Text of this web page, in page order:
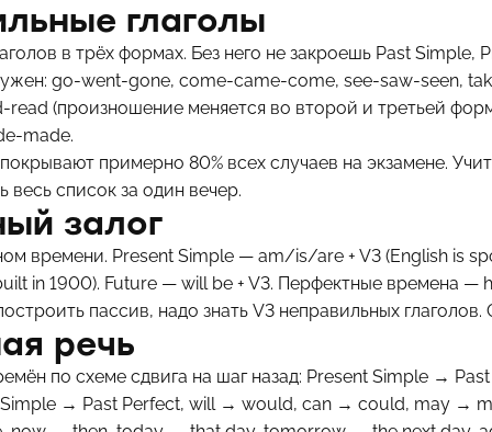
глаголы
в трёх формах. Без него не закроешь Past
go-went-gone, come-came-come, see-saw-seen,
read (произношение меняется во второй и третьей
made.
примерно 80% всех случаев на экзамене.
весь список за один вечер.
залог
времени. Present Simple — am/is/are + V3 (English is
in 1900). Future — will be + V3. Перфектные времена —
пассив, надо знать V3 неправильных
речь
по схеме сдвига на шаг назад: Present Simple →
Simple → Past Perfect, will → would, can → could, may →